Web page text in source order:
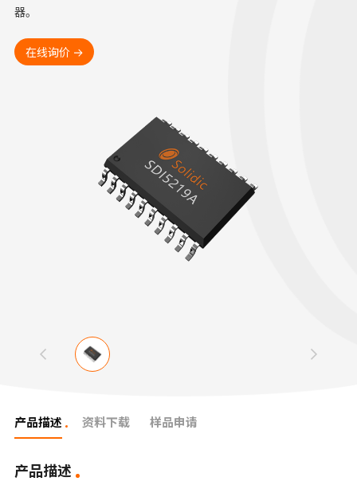
器。
在线询价
产品描述 资料下载 样品申请
产品描述